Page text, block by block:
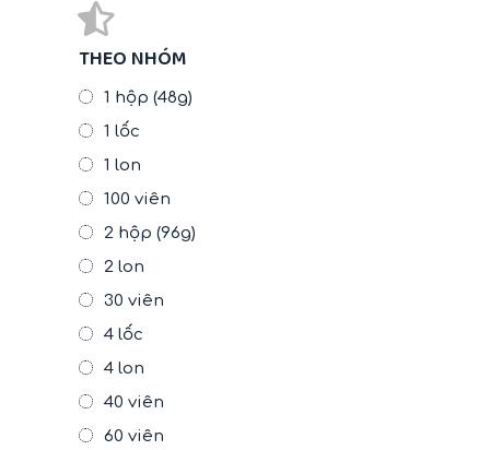
THEO NHÓM
1 hộp (48g)
1 lốc
1 lon
100 viên
2 hộp (96g)
2 lon
30 viên
4 lốc
4 lon
40 viên
60 viên